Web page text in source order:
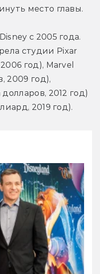
место главы.
с 2005 года.
студии Pixar
год), Marvel
2009 год),
2012 год)
2019 год).